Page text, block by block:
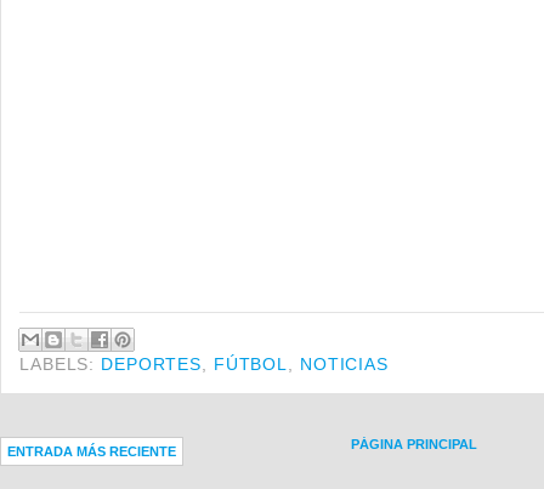
LABELS: DEPORTES FÚTBOL NOTICIAS
ENTRADA MÁS RECIENTE PÁGINA PRINCIPAL